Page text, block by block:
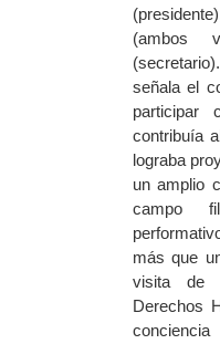
(ambos
señala el
participar
contribuía
lograba
un amplio
campo
más que
visita de
Derechos